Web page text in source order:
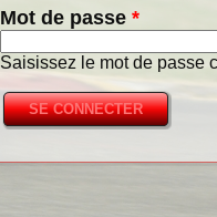
Mot de passe *
Saisissez le mot de passe